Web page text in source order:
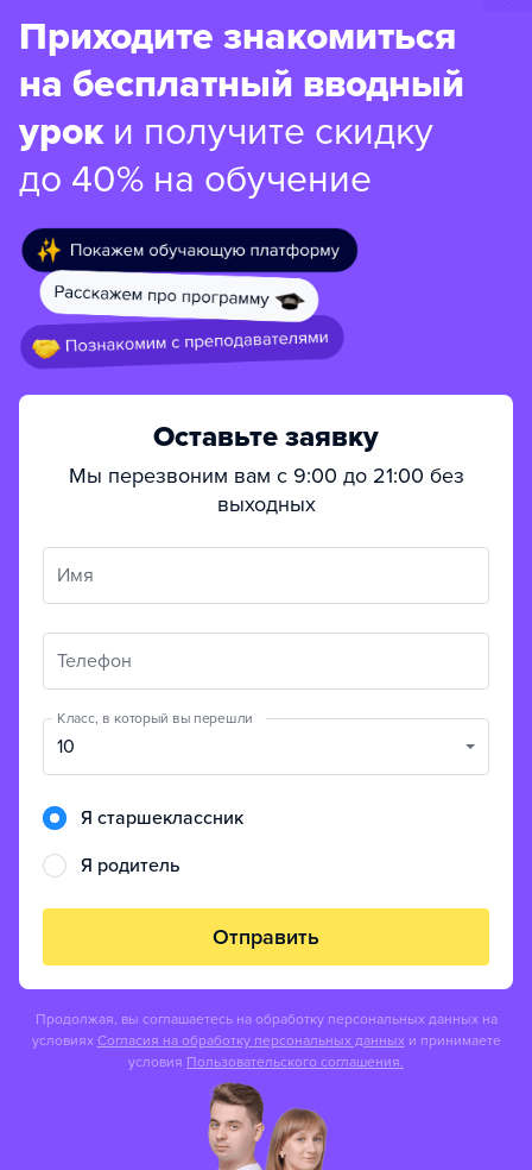
Приходите знакомиться
на бесплатный вводный
уроки получите скидку
до 40% на обучение
Оставьте заявку
Мы перезвоним вам с 9:00 до 21:00 без
выходных
Имя
Телефон
Класс, в который вы перешли
10
Я старшеклассник
Я родитель
Отправить
Продолжая, вы соглашаетесь на обработку персональных данных на
условиях Согласия на обработку персональных данных и принимаете
условия Пользовательского соглашения.